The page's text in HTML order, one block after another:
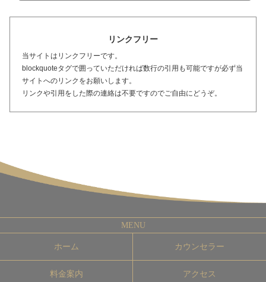
リンクフリー
当サイトはリンクフリーです。
blockquoteタグで囲っていただければ数行の引用も可能ですが必ず当
サイトへのリンクをお願いします。
リンクや引用をした際の連絡は不要ですのでご自由にどうぞ。
ホーム カウンセラー
料金案内 アクセス